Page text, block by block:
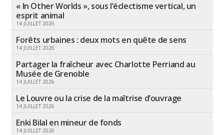
« In Other Worlds », sous l’éclectisme vertical, un
esprit animal
14 JUILLET 2026
Forêts urbaines : deux mots en quête de sens
14 JUILLET 2026
Partager la fraîcheur avec Charlotte Perriand au
Musée de Grenoble
14 JUILLET 2026
Le Louvre ou la crise de la maîtrise d’ouvrage
14 JUILLET 2026
Enki Bilal en mineur de fonds
14 JUILLET 2026